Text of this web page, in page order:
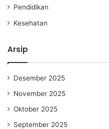
Pendidikan
Kesehatan
Arsip
Desember 2025
November 2025
Oktober 2025
September 2025